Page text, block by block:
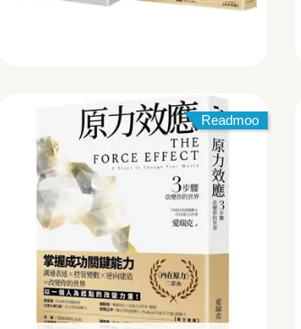
Readmoo